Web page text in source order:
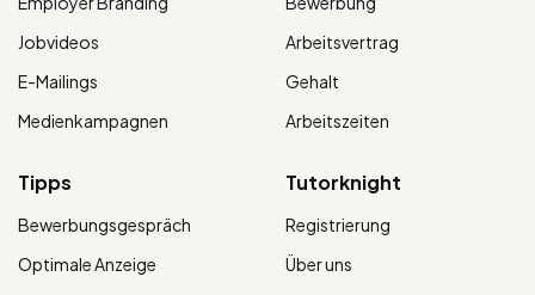
Jobvideos
E-Mailings
Medienkampagnen
Arbeitsvertrag
Gehalt
Arbeitszeiten
Tipps
Bewerbungsgespräch
Optimale Anzeige
Tutorknight
Registrierung
Über uns